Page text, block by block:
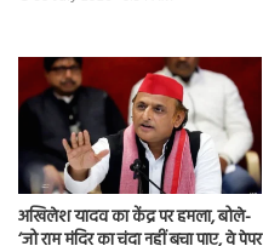
अखिलेश यादव का केंद्र पर हमला, बोले-